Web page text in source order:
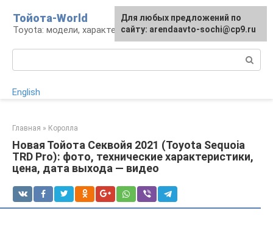
контенту
Тойота-World
Toyota: модели, характеристики, проблемы
English
Главная » Королла
Новая Тойота Секвойя 2021 (Toyota Sequoia
TRD Pro): фото, технические характеристики,
цена, дата выхода — видео
Для любых предложений по
сайту: arendaavto-sochi@cp9.ru